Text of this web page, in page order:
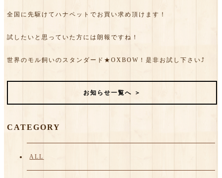
全国に先駆けてハナペットでお買い求め頂けます！
試したいと思っていた方には朗報ですね！
世界のモル飼いのスタンダード★OXBOW！是非お試し下さい⤴
お知らせ一覧へ ＞
CATEGORY
ALL